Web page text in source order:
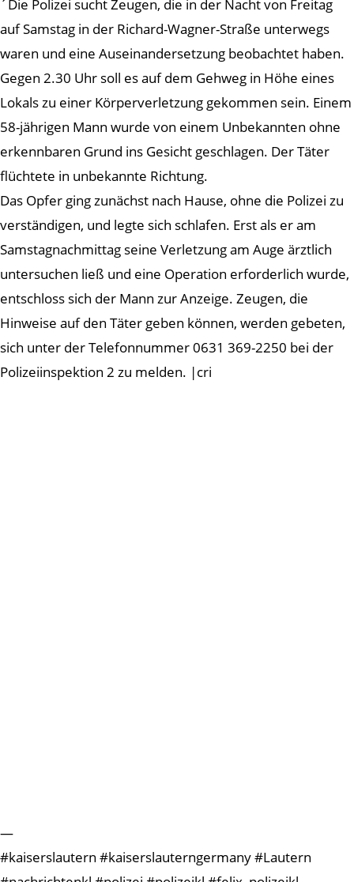
´Die Polizei sucht Zeugen, die in der Nacht von Freitag
auf Samstag in der Richard-Wagner-Straße unterwegs
waren und eine Auseinandersetzung beobachtet haben.
Gegen 2.30 Uhr soll es auf dem Gehweg in Höhe eines
Lokals zu einer Körperverletzung gekommen sein. Einem
58-jährigen Mann wurde von einem Unbekannten ohne
erkennbaren Grund ins Gesicht geschlagen. Der Täter
flüchtete in unbekannte Richtung.
Das Opfer ging zunächst nach Hause, ohne die Polizei zu
verständigen, und legte sich schlafen. Erst als er am
Samstagnachmittag seine Verletzung am Auge ärztlich
untersuchen ließ und eine Operation erforderlich wurde,
entschloss sich der Mann zur Anzeige. Zeugen, die
Hinweise auf den Täter geben können, werden gebeten,
sich unter der Telefonnummer 0631 369-2250 bei der
Polizeiinspektion 2 zu melden. |cri
—
#kaiserslautern #kaiserslauterngermany #Lautern